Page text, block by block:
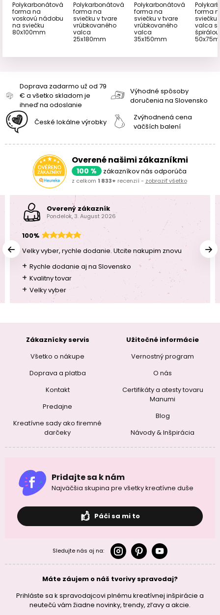
Polykarbonátová
forma na
voskovú nádobu
na sviečku
80x100mm
Polykarbonátová
forma na
sviečku v tvare
vrúbkovaného
valca
25x180mm
Polykarbonátová
forma na
sviečku v tvare
vrúbkovaného
valca
35x150mm
forma
sviečku
valca
špirálou
Doprava zadarmo už od 79
€ a všetko skladom je
ihneď na odoslanie
Výhodné spôsoby
doručenia na Slovensko
České lokálne výrobky
Zvýhodnená cena
väčších balení
Overené našimi zákazníkmi
100 % zákazníkov nás odporúča
z celkom 1 833+ recenzií - zobraziť všetko
Overený zákazník
Pondelok, 3. August 2026
100%
Velky vyber, rychle dodanie. Utcite nakupim znovu
+ Rychle dodanie aj na Slovensko
+ Kvalitny tovar
+ Velky vyber
Zákaznícky servis
Všetko o nákupe
Doprava a platba
Kontakt
Predajne
Kreatívne sady ako firemné
darčeky
Užitočné informácie
Vernostný program
O nás
Certifikáty a atesty tovaru
Manumi
Blog
Návody & Inšpirácia
Pridajte sa k nám
Najväčšia skupina pre všetky kreatívne duše
Páči sa mi to
Sledujte nás aj na:
Máte záujem o náš tvorivy spravodaj?
Prihláste sa k spravodajcovi plnému kreatívnej inšpirácie a
neutečú vám žiadne novinky, trendy, zľavy a akcie.